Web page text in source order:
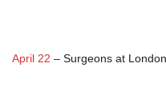
April 22 – Surgeons at